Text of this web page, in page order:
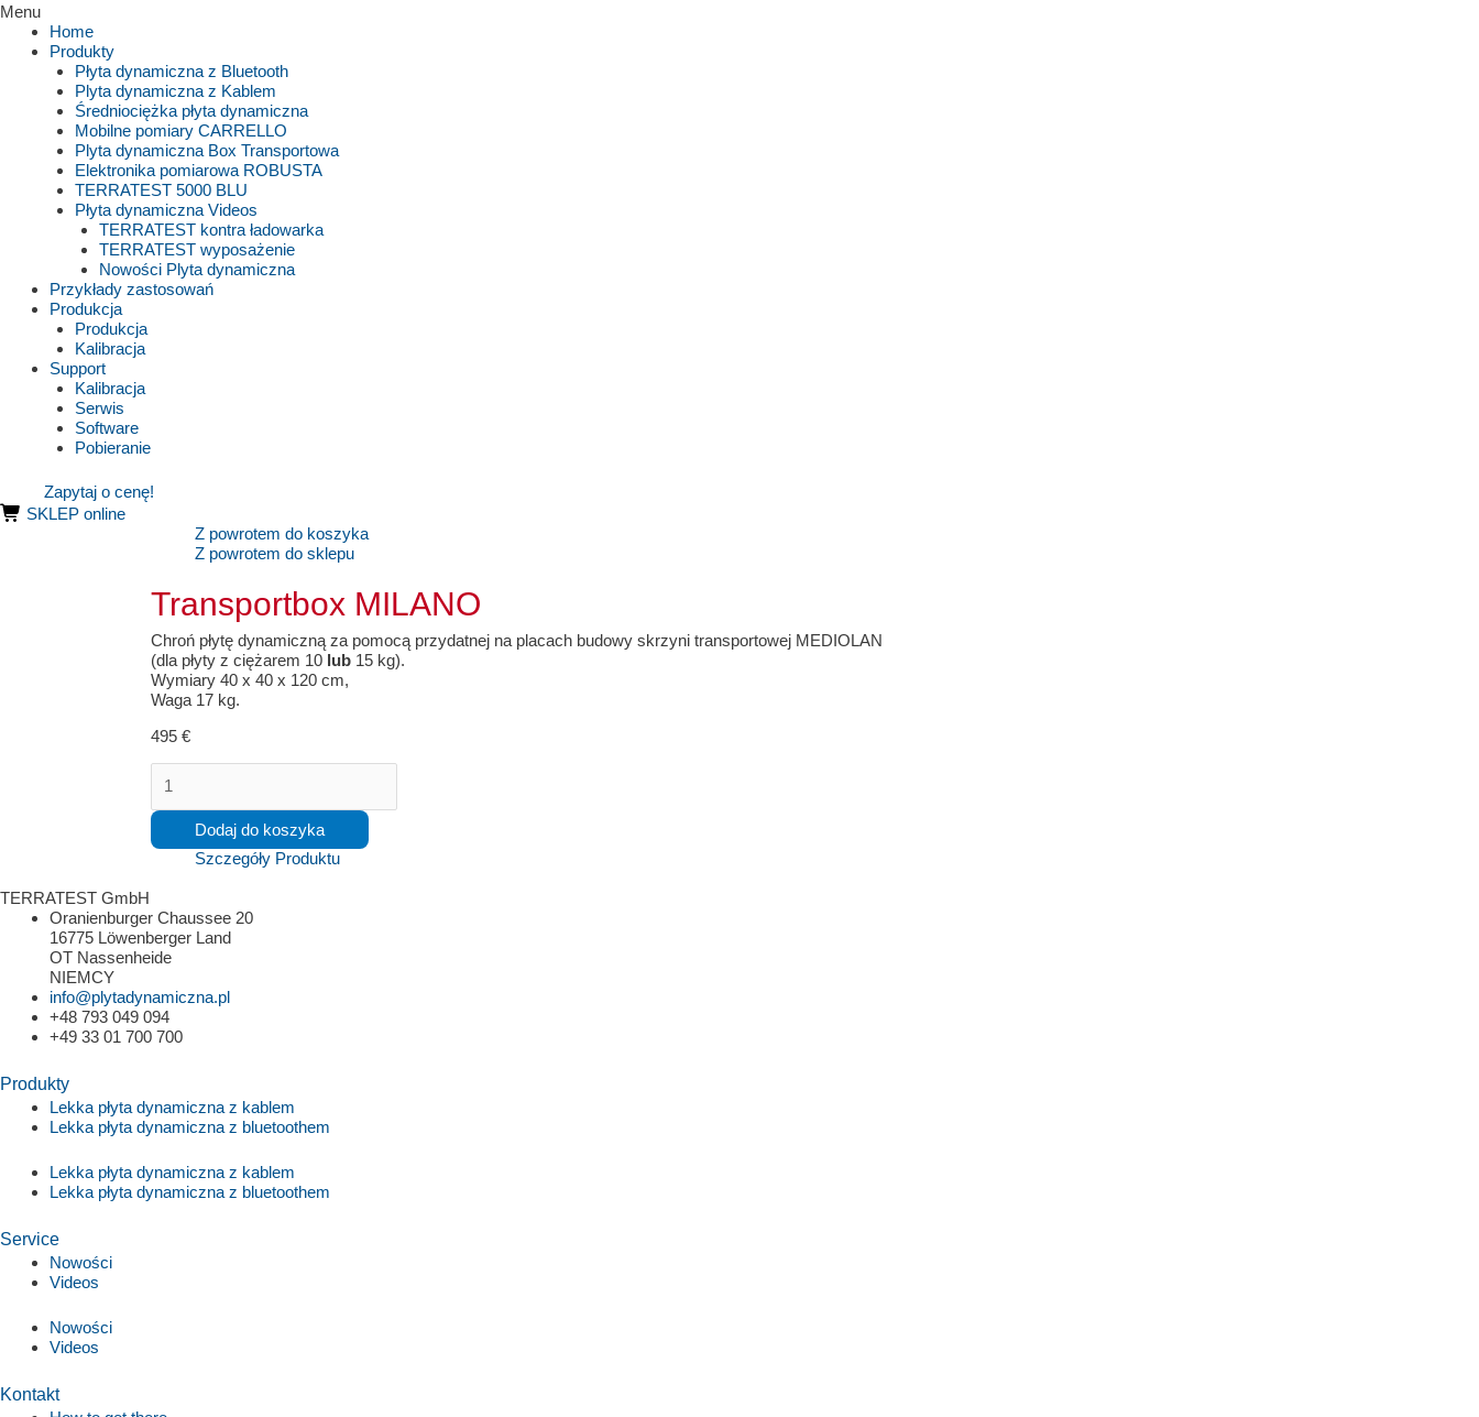
Menu
Home
Produkty
Płyta dynamiczna z Bluetooth
Plyta dynamiczna z Kablem
Średniociężka płyta dynamiczna
Mobilne pomiary CARRELLO
Plyta dynamiczna Box Transportowa
Elektronika pomiarowa ROBUSTA
TERRATEST 5000 BLU
Płyta dynamiczna Videos
TERRATEST kontra ładowarka
TERRATEST wyposażenie
Nowości Plyta dynamiczna
Przykłady zastosowań
Produkcja
Produkcja
Kalibracja
Support
Kalibracja
Serwis
Software
Pobieranie
Zapytaj o cenę!
SKLEP online
Z powrotem do koszyka
Z powrotem do sklepu
Transportbox MILANO
Chroń płytę dynamiczną za pomocą przydatnej na placach budowy skrzyni transportowej MEDIOLAN
(dla płyty z ciężarem 10 lub 15 kg).
Wymiary 40 x 40 x 120 cm,
Waga 17 kg.
495 €
Transportbox
MILANO
Dodaj do koszyka
Szczegóły Produktu
TERRATEST GmbH
Oranienburger Chaussee 20
16775 Löwenberger Land
OT Nassenheide
NIEMCY
info@plytadynamiczna.pl
+48 793 049 094
+49 33 01 700 700
Produkty
Lekka płyta dynamiczna z kablem
Lekka płyta dynamiczna z bluetoothem
Lekka płyta dynamiczna z kablem
Lekka płyta dynamiczna z bluetoothem
Service
Nowości
Videos
Nowości
Videos
Kontakt